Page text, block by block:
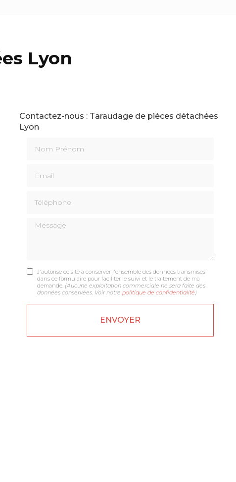
Lyon
Contactez-nous : Taraudage de pièces détachées
Lyon
Message
J'autorise ce site à conserver l'ensemble des données transmises
dans ce formulaire pour faciliter le suivi et le traitement de ma
demande. (Aucune exploitation commerciale ne sera faite des
données conservées. Voir notre politique de confidentialité )